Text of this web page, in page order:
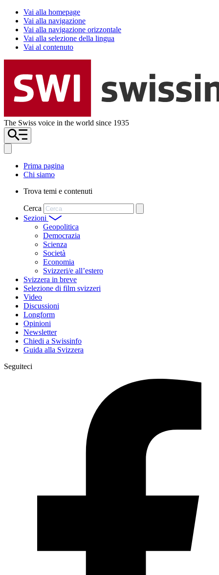
Vai alla homepage
Vai alla navigazione
Vai alla navigazione orizzontale
Vai alla selezione della lingua
Vai al contenuto
The Swiss voice in the world since 1935
Prima pagina
Chi siamo
Trova temi e contenuti
Cerca
Sezioni
Geopolitica
Democrazia
Scienza
Società
Economia
Svizzeri/e all’estero
Svizzera in breve
Selezione di film svizzeri
Video
Discussioni
Longform
Opinioni
Newsletter
Chiedi a Swissinfo
Guida alla Svizzera
Seguiteci